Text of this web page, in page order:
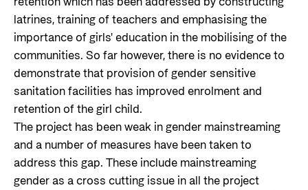
latrines, training of teachers and emphasising the
importance of girls' education in the mobilising of the
communities. So far however, there is no evidence to
demonstrate that provision of gender sensitive
sanitation facilities has improved enrolment and
retention of the girl child.
The project has been weak in gender mainstreaming
and a number of measures have been taken to
address this gap. These include mainstreaming
gender as a cross cutting issue in all the project